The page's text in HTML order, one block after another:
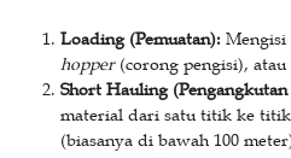
Loading (Pemuatan): Mengisi
hopper(corong pengisi), atau
Short Hauling (Pengangkutan
material dari satu titik ke
(biasanya di bawah 100